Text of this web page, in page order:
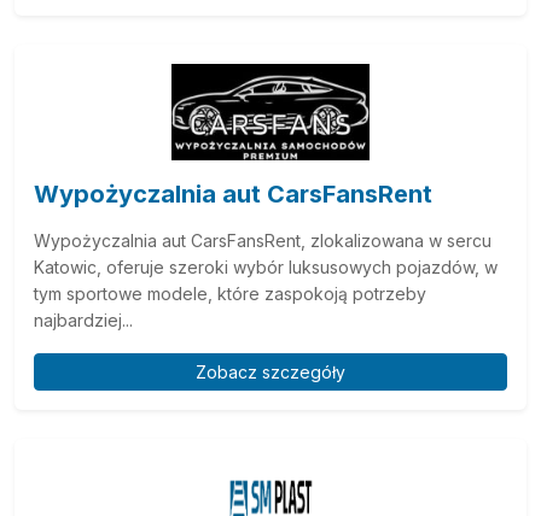
Wypożyczalnia aut CarsFansRent
Wypożyczalnia aut CarsFansRent, zlokalizowana w sercu
Katowic, oferuje szeroki wybór luksusowych pojazdów, w
tym sportowe modele, które zaspokoją potrzeby
najbardziej...
Zobacz szczegóły